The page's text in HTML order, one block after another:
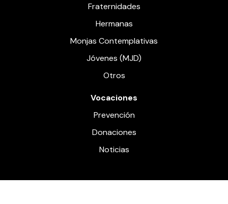
Fraternidades
Hermanas
Monjas Contemplativas
Jóvenes (MJD)
Otros
Vocaciones
Prevención
Donaciones
Noticias